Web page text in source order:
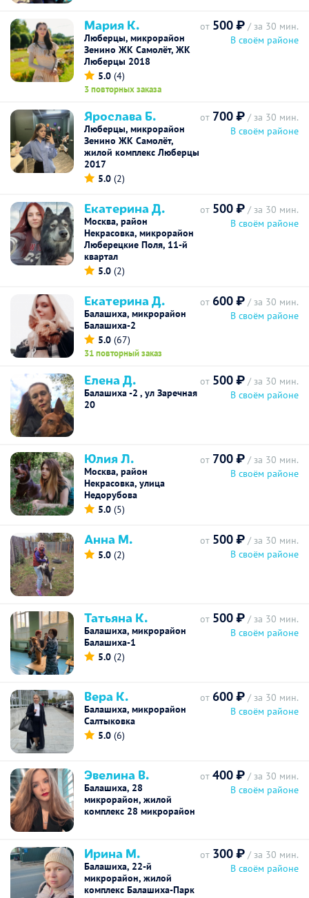
Мария К.
Люберцы, микрорайон
Зенино ЖК Самолёт, ЖК
Люберцы 2018
5.0 (4)
3 повторных заказа
от 500 ₽ / за 30 мин.
В своём районе
Ярослава Б.
Люберцы, микрорайон
Зенино ЖК Самолёт,
жилой комплекс Люберцы
2017
5.0 (2)
от 700 ₽ / за 30 мин.
В своём районе
Екатерина Д.
Москва, район
Некрасовка, микрорайон
Люберецкие Поля, 11-й
квартал
5.0 (2)
от 500 ₽ / за 30 мин.
В своём районе
Екатерина Д.
Балашиха, микрорайон
Балашиха-2
5.0 (67)
31 повторный заказ
от 600 ₽ / за 30 мин.
В своём районе
Елена Д.
Балашиха -2 , ул Заречная
20
от 500 ₽ / за 30 мин.
В своём районе
Юлия Л.
Москва, район
Некрасовка, улица
Недорубова
5.0 (5)
от 700 ₽ / за 30 мин.
В своём районе
Анна М.
5.0 (2)
от 500 ₽ / за 30 мин.
В своём районе
Татьяна К.
Балашиха, микрорайон
Балашиха-1
5.0 (2)
от 500 ₽ / за 30 мин.
В своём районе
Вера К.
Балашиха, микрорайон
Салтыковка
5.0 (6)
от 600 ₽ / за 30 мин.
В своём районе
Эвелина В.
Балашиха, 28
микрорайон, жилой
комплекс 28 микрорайон
от 400 ₽ / за 30 мин.
В своём районе
Ирина М.
Балашиха, 22-й
микрорайон, жилой
комплекс Балашиха-Парк
от 300 ₽ / за 30 мин.
В своём районе